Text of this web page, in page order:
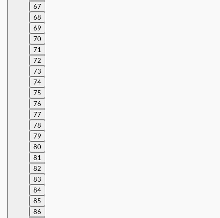
67
68
69
70
71
72
73
74
75
76
77
78
79
80
81
82
83
84
85
86